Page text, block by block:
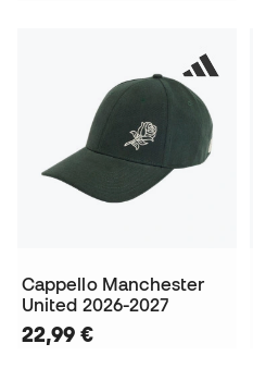
Cappello Manchester
United 2026-2027
22,99 €